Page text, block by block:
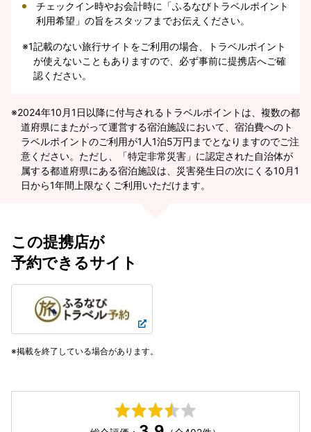
チェックイン時やお会計時に「ふるなびトラベルポイント
利用希望」の旨をスタッフまでお伝えください。
※1記載のない旅行サイトをご利用の場合、トラベルポイント
が使えないこともありますので、必ず事前に提携店へご確
認ください。
2024年10月1日以降に付与されるトラベルポイントは、複数の都
道府県にまたがって運営する宿泊施設において、宿泊費へのト
ラベルポイントのご利用が1人1泊5万円までとなりますのでご注
意ください。ただし、「特定非常災害」に認定された自治体が
属する都道府県にある宿泊施設は、災害発生日の次にくる10月1
日から1年間上限なくご利用いただけます。
この提携店が
予約できるサイト
掲載を終了している場合があります。